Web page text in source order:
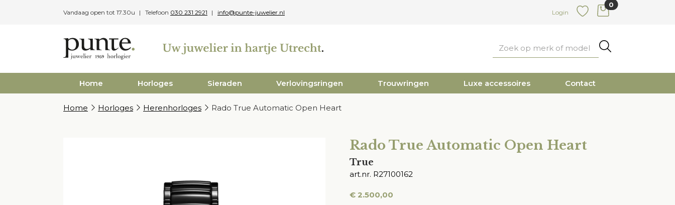
Vandaag open tot 17.30u Telefoon 030 231 2921 info@punte-juwelier.nl
Login
0
items in cart
Home Horloges Sieraden Verlovingsringen Trouwringen Luxe accessoires Contact
Home Horloges Herenhorloges Rado True Automatic Open Heart
Rado True Automatic Open Heart
True
art.nr. R27100162
€ 2.500,00